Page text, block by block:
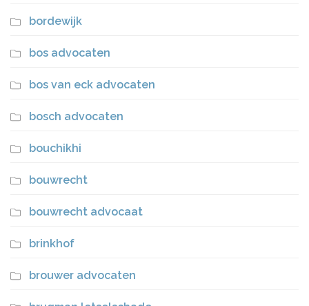
bordewijk
bos advocaten
bos van eck advocaten
bosch advocaten
bouchikhi
bouwrecht
bouwrecht advocaat
brinkhof
brouwer advocaten